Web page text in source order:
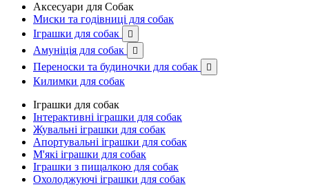
Аксесуари для Собак
Миски та годівниці для собак
Іграшки для собак

Амуніція для собак 
Переноски та будиночки для собак 
Килимки для собак
Іграшки для собак
Інтерактивні іграшки для собак
Жувальні іграшки для собак
Апортувальні іграшки для собак
М'які іграшки для собак
Іграшки з пищалкою для собак
Охолоджуючі іграшки для собак